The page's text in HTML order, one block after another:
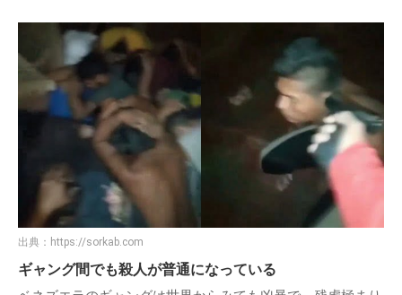
出典： https://sorkab.com
ギャング間でも殺人が普通になっている